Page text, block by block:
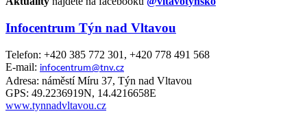
Infocentrum Týn nad Vltavou
Telefon: +420 385 772 301, +420 778 491 568
E-mail: infocentrum@tnv.cz
Adresa: náměstí Míru 37, Týn nad Vltavou
GPS: 49.2236919N, 14.4216658E
www.tynnadvltavou.cz